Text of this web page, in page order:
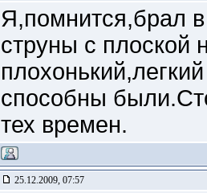
Я,помнится,брал
струны с плоской
способны
тех времен.
25.12.2009, 07:57